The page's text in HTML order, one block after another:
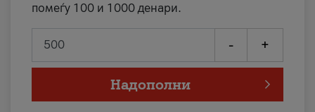
помеѓу 100 и 1000 денари.
- +
Надополни